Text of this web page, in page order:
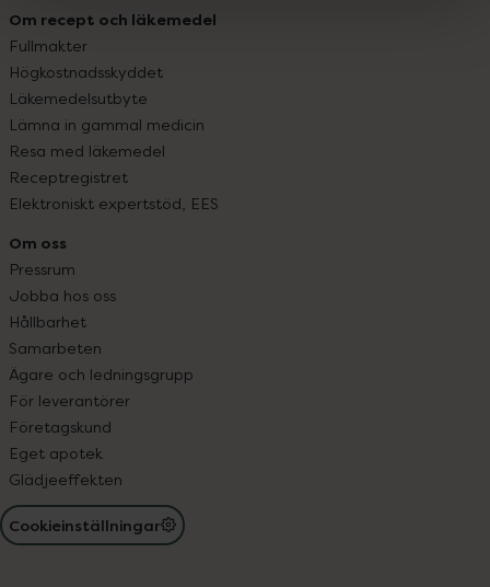
Om recept och läkemedel
Fullmakter
Högkostnadsskyddet
Läkemedelsutbyte
Lämna in gammal medicin
Resa med läkemedel
Receptregistret
Elektroniskt expertstöd, EES
Om oss
Pressrum
Jobba hos oss
Hållbarhet
Samarbeten
Ägare och ledningsgrupp
För leverantörer
Företagskund
Eget apotek
Glädjeeffekten
Cookieinställningar